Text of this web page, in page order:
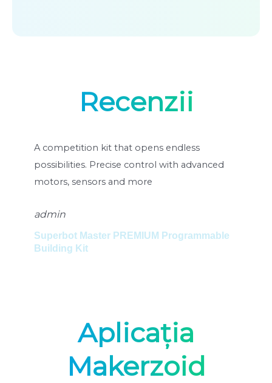
Recenzii
A competition kit that opens endless
possibilities. Precise control with advanced
motors, sensors and more
admin
Superbot Master PREMIUM Programmable
Building Kit
Aplicația
Makerzoid